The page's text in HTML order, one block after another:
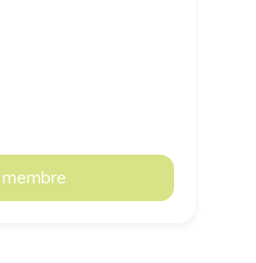
; et pilote 10
et d’expertise.